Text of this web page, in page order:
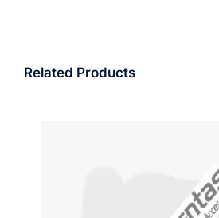
Related Products